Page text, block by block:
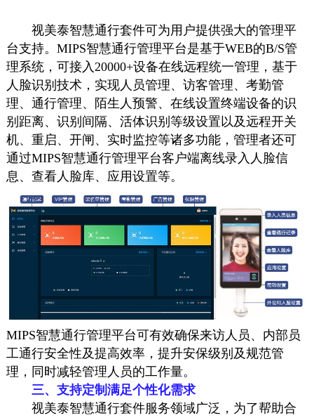
视美泰智慧通行套件可为用户提供强大的管理平
台支持。MIPS智慧通行管理平台是基于WEB的B/S管
理系统，可接入20000+设备在线远程统一管理，基于
人脸识别技术，实现人员管理、访客管理、考勤管
理、通行管理、陌生人预警、在线设置终端设备的识
别距离、识别间隔、活体识别等级设置以及远程开关
机、重启、开闸、实时监控等诸多功能，管理者还可
通过MIPS智慧通行管理平台客户端离线录入人脸信
息、查看人脸库、应用设置等。
MIPS智慧通行管理平台可有效确保来访人员、内部员
工通行安全性及提高效率，提升安保级别及规范管
理，同时减轻管理人员的工作量。
三、 支持定制满足个性化需求
视美泰智慧通行套件服务领域广泛，为了帮助合